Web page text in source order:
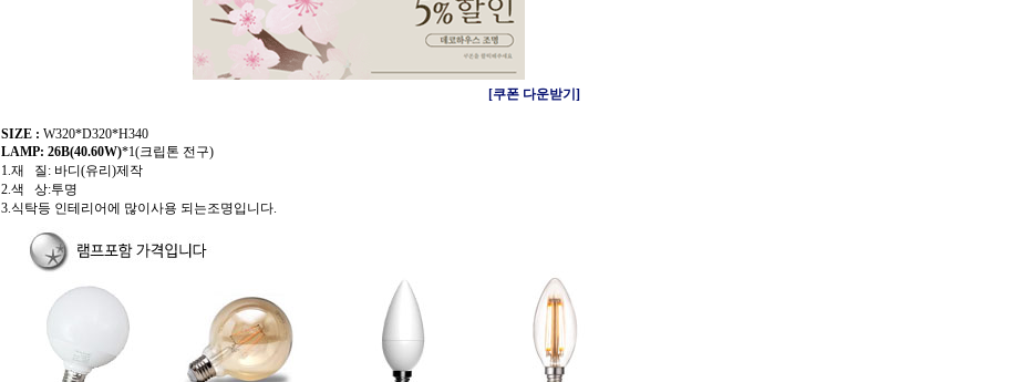
[쿠폰 다운받기]
SIZE : W320*D320*H340
LAMP: 26B(40.60W)*1(크립톤 전구)
1.재 질: 바디(유리)제작
2.색 상:투명
3.식탁등 인테리어에 많이사용 되는조명입니다.